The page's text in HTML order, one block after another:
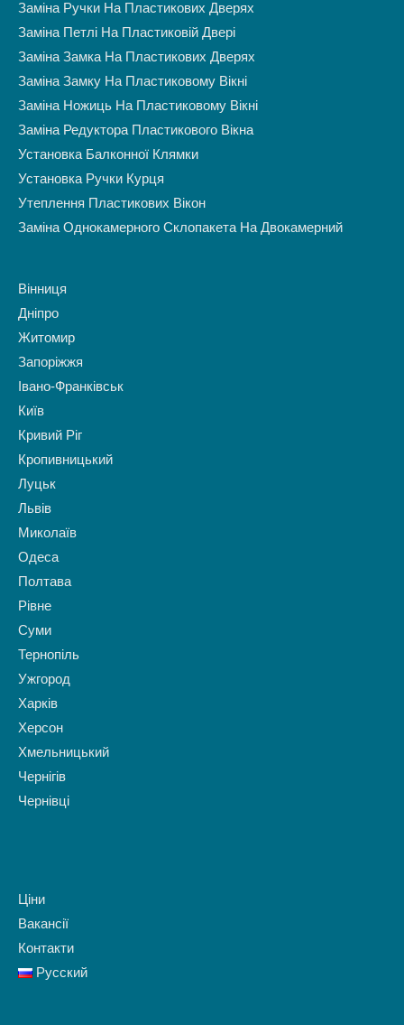
Заміна Ручки На Пластикових Дверях
Заміна Петлі На Пластиковій Двері
Заміна Замка На Пластикових Дверях
Заміна Замку На Пластиковому Вікні
Заміна Ножиць На Пластиковому Вікні
Заміна Редуктора Пластикового Вікна
Установка Балконної Клямки
Установка Ручки Курця
Утеплення Пластикових Вікон
Заміна Однокамерного Склопакета На Двокамерний
Вінниця
Дніпро
Житомир
Запоріжжя
Івано-Франківськ
Київ
Кривий Ріг
Кропивницький
Луцьк
Львів
Миколаїв
Одеса
Полтава
Рівне
Суми
Тернопіль
Ужгород
Харків
Херсон
Хмельницький
Чернігів
Чернівці
Ціни
Вакансії
Контакти
Русский